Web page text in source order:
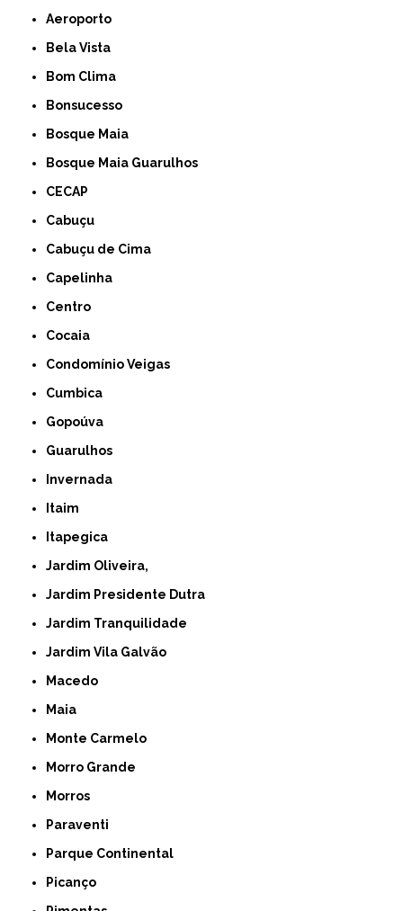
Aeroporto
Bela Vista
Bom Clima
Bonsucesso
Bosque Maia
Bosque Maia Guarulhos
CECAP
Cabuçu
Cabuçu de Cima
Capelinha
Centro
Cocaia
Condomínio Veigas
Cumbica
Gopoúva
Guarulhos
Invernada
Itaim
Itapegica
Jardim Oliveira,
Jardim Presidente Dutra
Jardim Tranquilidade
Jardim Vila Galvão
Macedo
Maia
Monte Carmelo
Morro Grande
Morros
Paraventi
Parque Continental
Picanço